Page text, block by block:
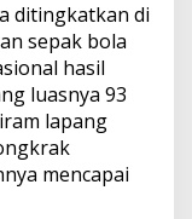
ditingkatkan di
sepak bola
hasil
luasnya 93
lapang
mencapai